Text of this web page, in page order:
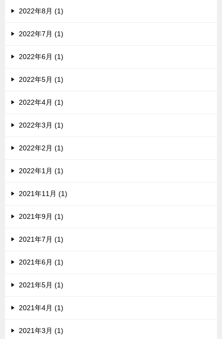
2022年8月 (1)
2022年7月 (1)
2022年6月 (1)
2022年5月 (1)
2022年4月 (1)
2022年3月 (1)
2022年2月 (1)
2022年1月 (1)
2021年11月 (1)
2021年9月 (1)
2021年7月 (1)
2021年6月 (1)
2021年5月 (1)
2021年4月 (1)
2021年3月 (1)